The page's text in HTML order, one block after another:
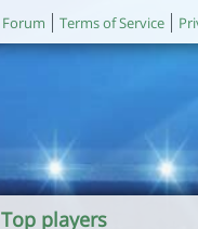
Forum Terms of Service
Top players